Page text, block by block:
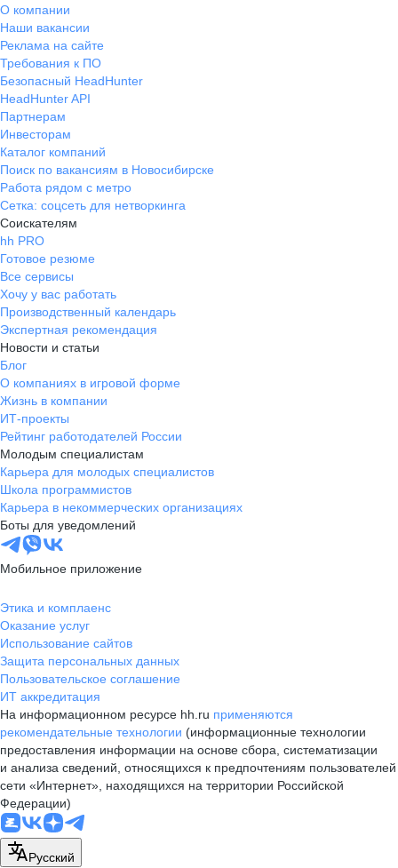
О компании
Наши вакансии
Реклама на сайте
Требования к ПО
Безопасный HeadHunter
HeadHunter API
Партнерам
Инвесторам
Каталог компаний
Поиск по вакансиям в Новосибирске
Работа рядом с метро
Сетка: соцсеть для нетворкинга
Соискателям
hh PRO
Готовое резюме
Все сервисы
Хочу у вас работать
Производственный календарь
Экспертная рекомендация
Новости и статьи
Блог
О компаниях в игровой форме
Жизнь в компании
ИТ-проекты
Рейтинг работодателей России
Молодым специалистам
Карьера для молодых специалистов
Школа программистов
Карьера в некоммерческих организациях
Боты для уведомлений
Мобильное приложение
Этика и комплаенс
Оказание услуг
Использование сайтов
Защита персональных данных
Пользовательское соглашение
ИТ аккредитация
На информационном ресурсе hh.ru применяются
рекомендательные технологии (информационные технологии
предоставления информации на основе сбора, систематизации
и анализа сведений, относящихся к предпочтениям пользователей
сети «Интернет», находящихся на территории Российской
Федерации)
Русский